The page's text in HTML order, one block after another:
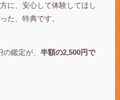
に、安心して体験してほし
た、特典です。
鑑定が、 半額の2,500円で